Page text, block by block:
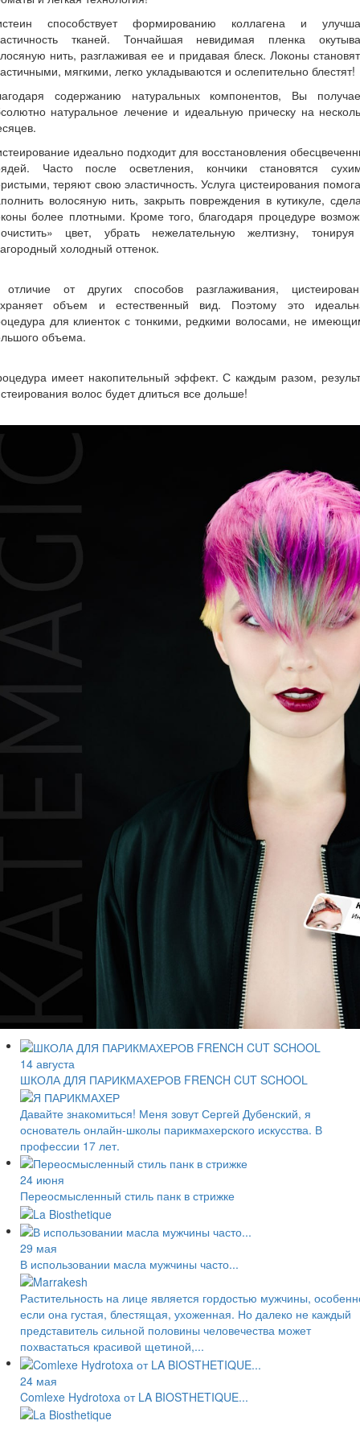
способствует формированию коллагена и
тканей. Тончайшая невидимая пленка
нить, разглаживая ее и придавая блеск. Локоны
мягкими, легко укладываются и ослепительно блестят!
содержанию натуральных компонентов, Вы
натуральное лечение и идеальную прическу на
идеально подходит для восстановления
Часто после осветления, кончики становятся
теряют свою эластичность. Услуга цистеирования
волосяную нить, закрыть повреждения в кутикуле,
более плотными. Кроме того, благодаря процедуре
цвет, убрать нежелательную желтизну,
холодный оттенок.
от других способов разглаживания,
объем и естественный вид. Поэтому это
для клиенток с тонкими, редкими волосами, не
объема.
имеет накопительный эффект. С каждым разом,
волос будет длиться все дольше!
14 августа
ШКОЛА ДЛЯ ПАРИКМАХЕРОВ FRENCH CUT SCHOOL
Давайте знакомиться! Меня зовут Сергей Дубенский, я
основатель онлайн-школы парикмахерского искусства. В
профессии 17 лет.
24 июня
Переосмысленный стиль панк в стрижке
29 мая
В использовании масла мужчины часто...
Растительность на лице является гордостью мужчины,
если она густая, блестящая, ухоженная. Но далеко не каждый
представитель сильной половины человечества может
похвастаться красивой щетиной,...
24 мая
Comlexe Hydrotoxa от LA BIOSTHETIQUE...